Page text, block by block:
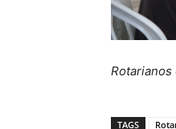
Rotarianos
TAGS